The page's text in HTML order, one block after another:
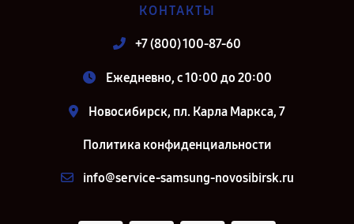
КОНТАКТЫ
+7 (800) 100-87-60
Ежедневно, с 10:00 до 20:00
Новосибирск, пл. Карла Маркса, 7
Политика конфиденциальности
info@service-samsung-novosibirsk.ru